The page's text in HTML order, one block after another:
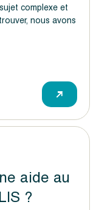
complexe et
nous avons
aide au
?